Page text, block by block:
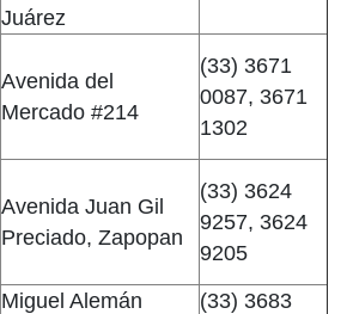
Juárez
Avenida del
Mercado #214
(33) 3671
0087, 3671
1302
Avenida Juan Gil
Preciado, Zapopan
(33) 3624
9257, 3624
9205
Miguel Alemán
(33) 3683